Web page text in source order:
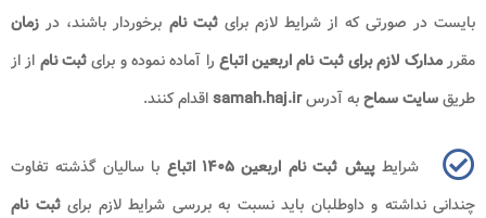
بایست در صورتی که از شرایط لازم برایثبت نام برخوردار باشند، در زمان
مقررمدارک لازم برای ثبت نام اربعین اتباع را آماده نموده و برایثبت نام از از
طریقسایت سماحبه آدرسsamah.haj.irاقدام کنند.
شرایطپیش ثبت نام اربعین ۱۴۰۵ اتباع
با سالیان گذشته تفاوت
چندانی نداشته و داوطلبان باید نسبت به بررسی شرایط لازم برایثبت نام